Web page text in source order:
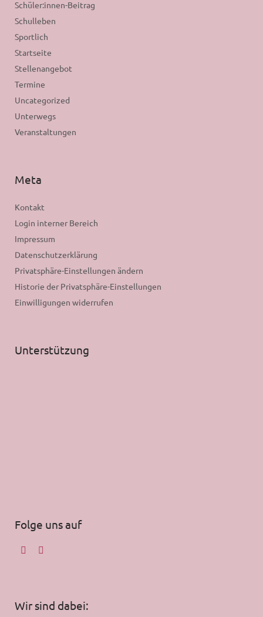
Schüler:innen-Beitrag
Schulleben
Sportlich
Startseite
Stellenangebot
Termine
Uncategorized
Unterwegs
Veranstaltungen
Meta
Kontakt
Login interner Bereich
Impressum
Datenschutzerklärung
Privatsphäre-Einstellungen ändern
Historie der Privatsphäre-Einstellungen
Einwilligungen widerrufen
Unterstützung
Folge uns auf
Wir sind dabei: